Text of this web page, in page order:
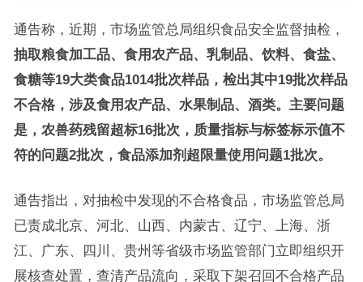
通告称，近期，市场监管总局组织食品安全监督抽检，
抽取粮食加工品、食用农产品、乳制品、饮料、食盐、
食糖等19大类食品1014批次样品，检出其中19批次样品
不合格，涉及食用农产品、水果制品、酒类。主要问题
是，农兽药残留超标16批次，质量指标与标签标示值不
符的问题2批次，食品添加剂超限量使用问题1批次。
通告指出，对抽检中发现的不合格食品，市场监管总局
已责成北京、河北、山西、内蒙古、辽宁、上海、浙
江、广东、四川、贵州等省级市场监管部门立即组织开
展核查处置，查清产品流向，采取下架召回不合格产品